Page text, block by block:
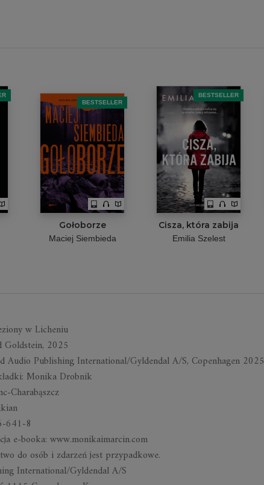
BESTSELLER
Gołoborze
Maciej Siembieda
BESTSELLER
Cisza, która zabija
Emilia Szelest
w Li­che­niu
2025
Au­dio Pu­bli­shing In­ter­na­tio­nal/Gyl­den­dal A/S, Co­pen­ha­gen 2025
Mo­nika Drob­nik
Cha­ra­bąszcz
641-8
e-bo­oka: www.mo­ni­ka­imar­cin.com
do osób i zda­rzeń jest przy­pad­kowe.
In­ter­na­tio­nal/Gyl­den­dal A/S